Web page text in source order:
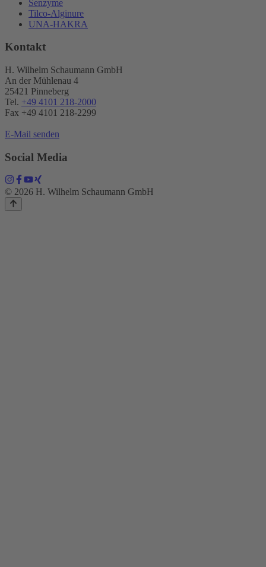
Senzyme
Tilco-Alginure
UNA-HAKRA
Kontakt
H. Wilhelm Schaumann GmbH
An der Mühlenau 4
25421 Pinneberg
Tel. +49 4101 218-2000
Fax +49 4101 218​-2299
E-Mail senden
Social Media
© 2026 H. Wilhelm Schaumann GmbH